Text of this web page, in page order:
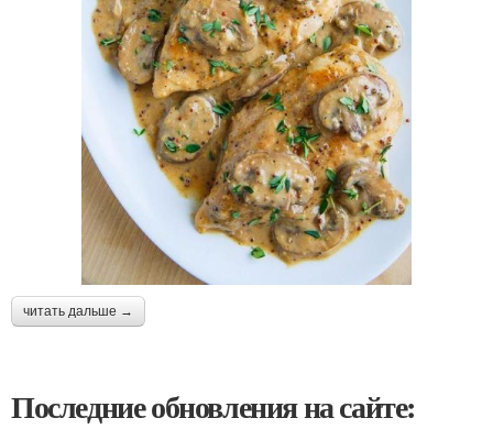
читать дальше →
Последние обновления на сайте: